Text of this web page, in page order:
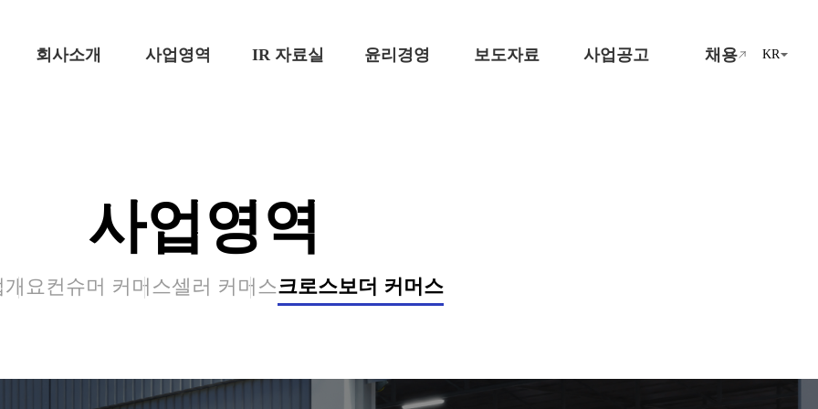
회사소개 사업영역 IR 자료실 윤리경영 보도자료 사업공고 채용 KR
사업영역
개요컨슈머 커머스셀러 커머스크로스보더 커머스